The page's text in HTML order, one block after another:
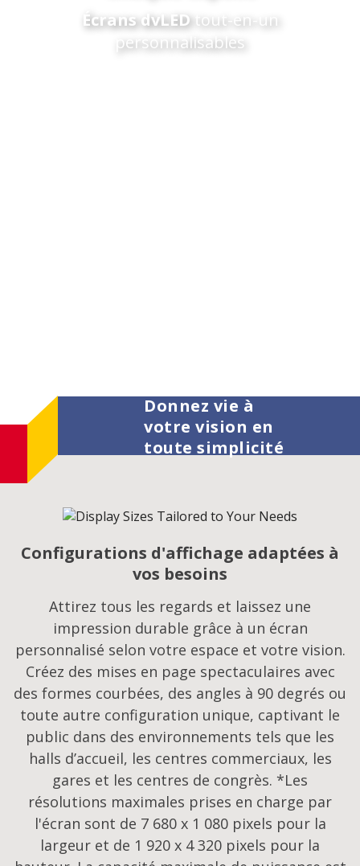
Écrans dvLEDtout-en-un
personnalisables
Donnez vie à
votre vision en
toute simplicité
Configurations d'affichage adaptées à
vos besoins​
Attirez tous les regards et laissez une
impression durable grâce à un écran
personnalisé selon votre espace et votre vision.
Créez des mises en page spectaculaires avec
des formes courbées, des angles à 90 degrés ou
toute autre configuration unique, captivant le
public dans des environnements tels que les
halls d’accueil, les centres commerciaux, les
gares et les centres de congrès. *Les
résolutions maximales prises en charge par
l'écran sont de 7 680 x 1 080 pixels pour la
largeur et de 1 920 x 4 320 pixels pour la